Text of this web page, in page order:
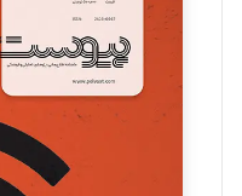
تحریریه
مینا پاکدل